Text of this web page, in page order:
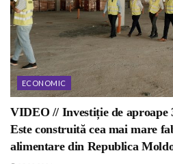
ECONOMIC
VIDEO // Investiție de aproape
Este construită cea mai mare
alimentare din Republica